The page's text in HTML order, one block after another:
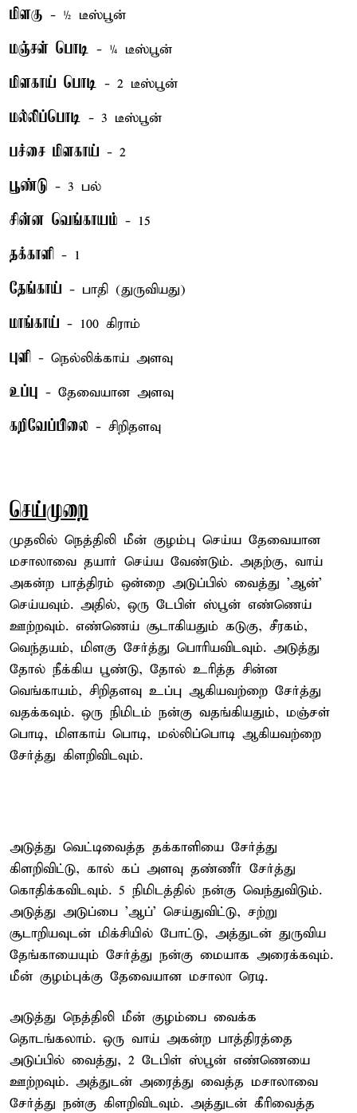
மிளகு - ½ டீஸ்பூன்
மஞ்சள் பொடி - ¼ டீஸ்பூன்
மிளகாய் பொடி - 2 டீஸ்பூன்
மல்லிப்பொடி - 3 டீஸ்பூன்
பச்சை மிளகாய் - 2
பூண்டு - 3 பல்
சின்ன வெங்காயம் - 15
தக்காளி - 1
தேங்காய் - பாதி (துருவியது)
மாங்காய் - 100 கிராம்
புளி - நெல்லிக்காய் அளவு
உப்பு - தேவையான அளவு
கறிவேப்பிலை - சிறிதளவு
செய்முறை
முதலில் நெத்திலி மீன் குழம்பு செய்ய தேவையான
மசாலாவை தயார் செய்ய வேண்டும். அதற்கு, வாய்
அகன்ற பாத்திரம் ஒன்றை அடுப்பில் வைத்து 'ஆன்'
செய்யவும். அதில், ஒரு டேபிள் ஸ்பூன் எண்ணெய்
ஊற்றவும். எண்ணெய் சூடாகியதும் கடுகு, சீரகம்,
வெந்தயம், மிளகு சேர்த்து பொரியவிடவும். அடுத்து
தோல் நீக்கிய பூண்டு, தோல் உரித்த சின்ன
வெங்காயம், சிறிதளவு உப்பு ஆகியவற்றை சேர்த்து
வதக்கவும். ஒரு நிமிடம் நன்கு வதங்கியதும், மஞ்சள்
பொடி, மிளகாய் பொடி, மல்லிப்பொடி ஆகியவற்றை
சேர்த்து கிளறிவிடவும்.
அடுத்து வெட்டிவைத்த தக்காளியை சேர்த்து
கிளறிவிட்டு, கால் கப் அளவு தண்ணீர் சேர்த்து
கொதிக்கவிடவும். 5 நிமிடத்தில் நன்கு வெந்துவிடும்.
அடுத்து அடுப்பை 'ஆப்' செய்துவிட்டு, சற்று
சூடாறியவுடன் மிக்சியில் போட்டு, அத்துடன் துருவிய
தேங்காயையும் சேர்த்து நன்கு மையாக அரைக்கவும்.
மீன் குழம்புக்கு தேவையான மசாலா ரெடி.
அடுத்து நெத்திலி மீன் குழம்பை வைக்க
தொடங்கலாம். ஒரு வாய் அகன்ற பாத்திரத்தை
அடுப்பில் வைத்து, 2 டேபிள் ஸ்பூன் எண்ணெயை
ஊற்றவும். அத்துடன் அரைத்து வைத்த மசாலாவை
சேர்த்து நன்கு கிளறிவிடவும். அத்துடன் கீரிவைத்த